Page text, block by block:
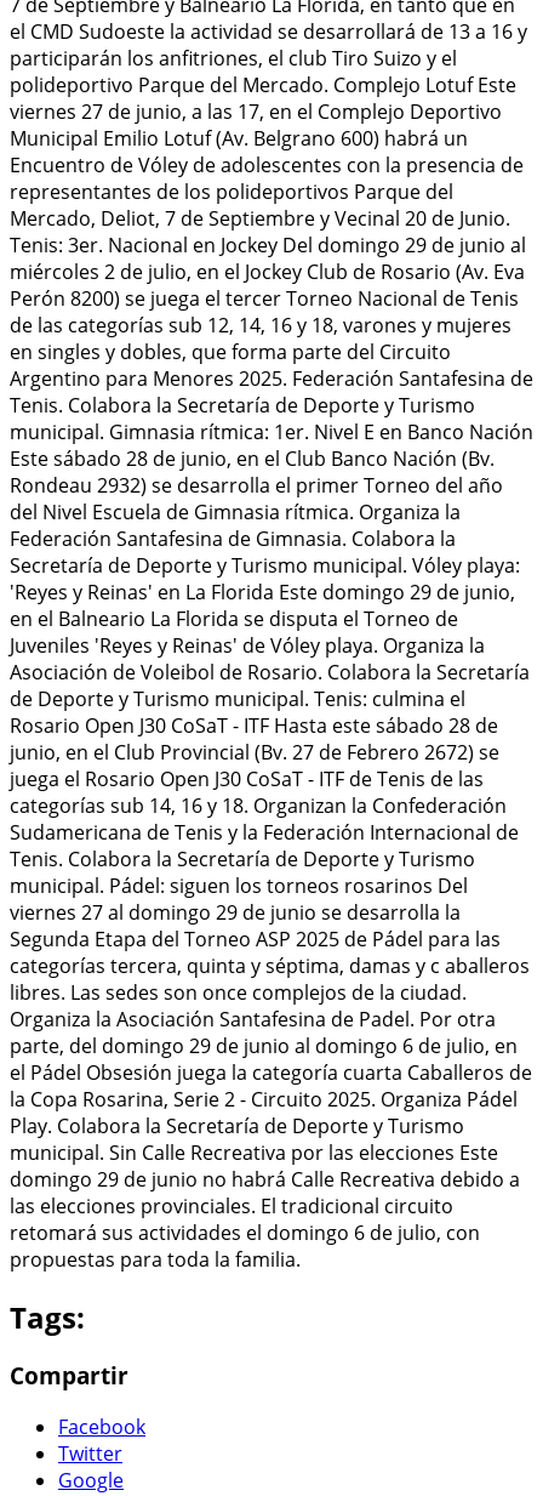
el CMD Sudoeste la actividad se desarrollará de 13 a 16 y
participarán los anfitriones, el club Tiro Suizo y el
polideportivo Parque del Mercado. Complejo Lotuf Este
viernes 27 de junio, a las 17, en el Complejo Deportivo
Municipal Emilio Lotuf (Av. Belgrano 600) habrá un
Encuentro de Vóley de adolescentes con la presencia de
representantes de los polideportivos Parque del
Mercado, Deliot, 7 de Septiembre y Vecinal 20 de Junio.
Tenis: 3er. Nacional en Jockey Del domingo 29 de junio al
miércoles 2 de julio, en el Jockey Club de Rosario (Av. Eva
Perón 8200) se juega el tercer Torneo Nacional de Tenis
de las categorías sub 12, 14, 16 y 18, varones y mujeres
en singles y dobles, que forma parte del Circuito
Argentino para Menores 2025. Federación Santafesina de
Tenis. Colabora la Secretaría de Deporte y Turismo
municipal. Gimnasia rítmica: 1er. Nivel E en Banco Nación
Este sábado 28 de junio, en el Club Banco Nación (Bv.
Rondeau 2932) se desarrolla el primer Torneo del año
del Nivel Escuela de Gimnasia rítmica. Organiza la
Federación Santafesina de Gimnasia. Colabora la
Secretaría de Deporte y Turismo municipal. Vóley playa:
'Reyes y Reinas' en La Florida Este domingo 29 de junio,
en el Balneario La Florida se disputa el Torneo de
Juveniles 'Reyes y Reinas' de Vóley playa. Organiza la
Asociación de Voleibol de Rosario. Colabora la Secretaría
de Deporte y Turismo municipal. Tenis: culmina el
Rosario Open J30 CoSaT - ITF Hasta este sábado 28 de
junio, en el Club Provincial (Bv. 27 de Febrero 2672) se
juega el Rosario Open J30 CoSaT - ITF de Tenis de las
categorías sub 14, 16 y 18. Organizan la Confederación
Sudamericana de Tenis y la Federación Internacional de
Tenis. Colabora la Secretaría de Deporte y Turismo
municipal. Pádel: siguen los torneos rosarinos Del
viernes 27 al domingo 29 de junio se desarrolla la
Segunda Etapa del Torneo ASP 2025 de Pádel para las
categorías tercera, quinta y séptima, damas y c aballeros
libres. Las sedes son once complejos de la ciudad.
Organiza la Asociación Santafesina de Padel. Por otra
parte, del domingo 29 de junio al domingo 6 de julio, en
el Pádel Obsesión juega la categoría cuarta Caballeros de
la Copa Rosarina, Serie 2 - Circuito 2025. Organiza Pádel
Play. Colabora la Secretaría de Deporte y Turismo
municipal. Sin Calle Recreativa por las elecciones Este
domingo 29 de junio no habrá Calle Recreativa debido a
las elecciones provinciales. El tradicional circuito
retomará sus actividades el domingo 6 de julio, con
propuestas para toda la familia.
Tags:
Compartir
Facebook
Twitter
Google